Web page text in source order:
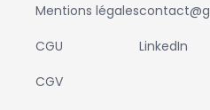
Mentions légales
CGU
CGV
LinkedIn